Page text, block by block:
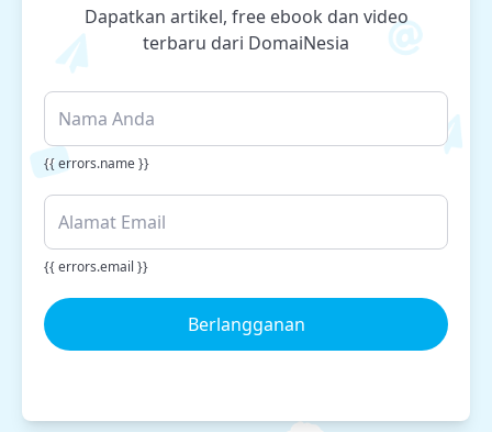
Dapatkan artikel, free ebook dan video
terbaru dari DomaiNesia
{{ errors.name }}
{{ errors.email }}
Berlangganan